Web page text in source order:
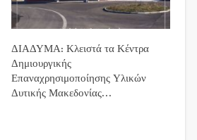
ΔΙΑΔΥΜΑ: Κλειστά τα Κέντρα
Δημιουργικής
Επαναχρησιμοποίησης Υλικών
Δυτικής Μακεδονίας…